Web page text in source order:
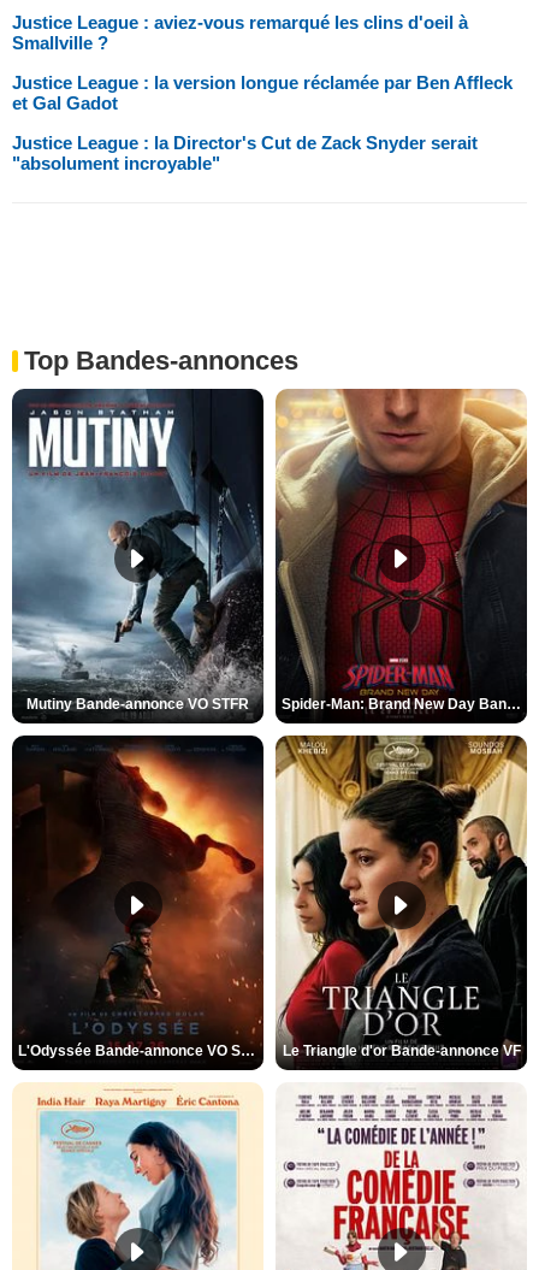
Justice League : aviez-vous remarqué les clins d'oeil à
Smallville ?
Justice League : la version longue réclamée par Ben Affleck
et Gal Gadot
Justice League : la Director's Cut de Zack Snyder serait
"absolument incroyable"
Top Bandes-annonces
Mutiny Bande-annonce VO STFR Spider-Man: Brand New Day Bande-annonce VO STFR
L'Odyssée Bande-annonce VO STFR Le Triangle d'or Bande-annonce VF